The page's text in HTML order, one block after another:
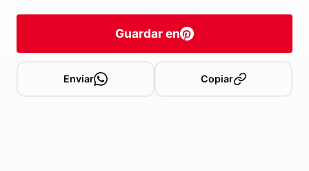
Guardar en
Enviar Copiar